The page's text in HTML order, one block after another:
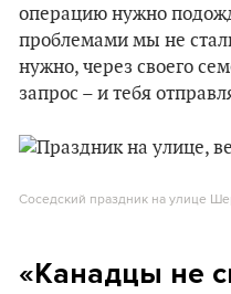
операцию нужно
проблемами мы не
нужно, через своего
запрос – и тебя
Соседский праздник на улице
«Канадцы не